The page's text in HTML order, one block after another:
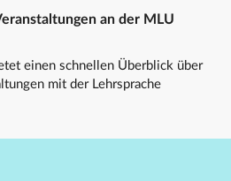
an der MLU
einen schnellen Überblick über
mit der Lehrsprache